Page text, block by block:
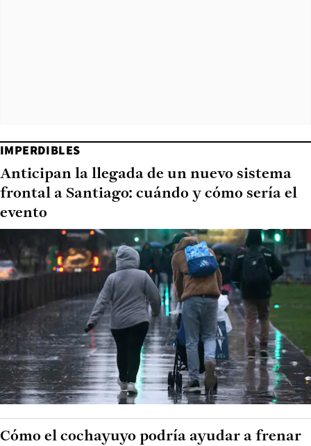
IMPERDIBLES
Anticipan la llegada de un nuevo sistema
frontal a Santiago: cuándo y cómo sería el
evento
Cómo el cochayuyo podría ayudar a frenar